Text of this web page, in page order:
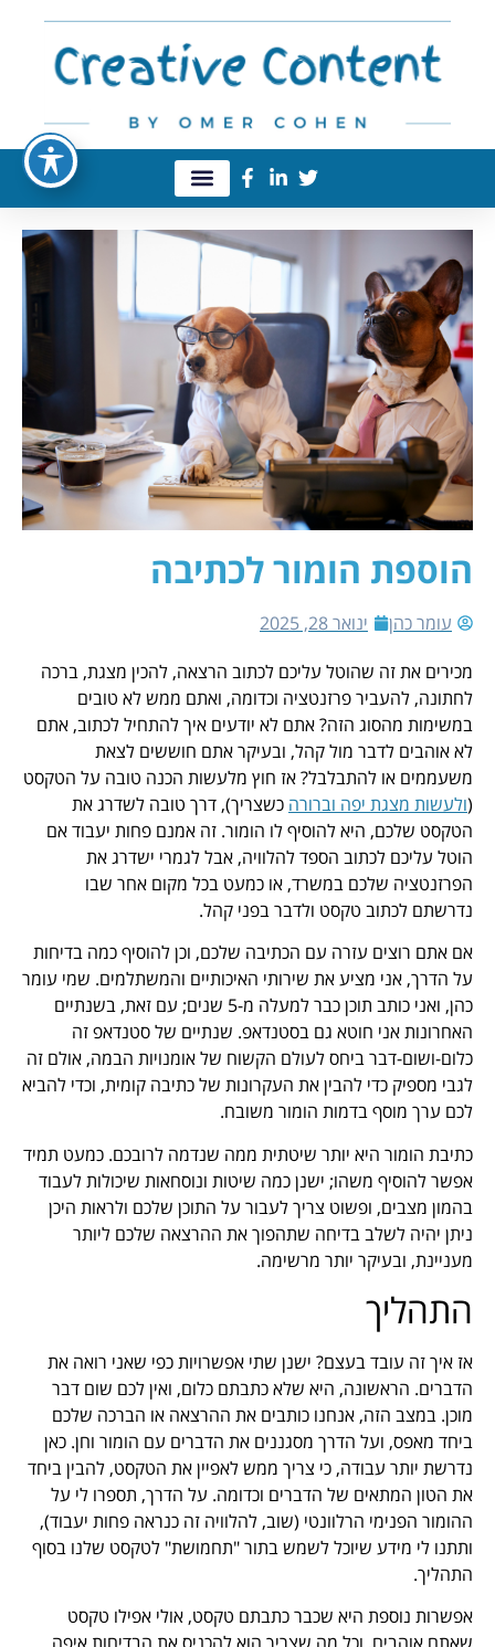
הוספת הומור לכתיבה
עומר כהן
ינואר 28, 2025
מכירים את זה שהוטל עליכם לכתוב הרצאה, להכין מצגת, ברכה
לחתונה, להעביר פרזנטציה וכדומה, ואתם ממש לא טובים
במשימות מהסוג הזה? אתם לא יודעים איך להתחיל לכתוב, אתם
לא אוהבים לדבר מול קהל, ובעיקר אתם חוששים לצאת
משעממים או להתבלבל? אז חוץ מלעשות הכנה טובה על הטקסט
(ולעשות מצגת יפה וברורה כשצריך), דרך טובה לשדרג את
הטקסט שלכם, היא להוסיף לו הומור. זה אמנם פחות יעבוד אם
הוטל עליכם לכתוב הספד להלוויה, אבל לגמרי ישדרג את
הפרזנטציה שלכם במשרד, או כמעט בכל מקום אחר שבו
נדרשתם לכתוב טקסט ולדבר בפני קהל.
אם אתם רוצים עזרה עם הכתיבה שלכם, וכן להוסיף כמה בדיחות
על הדרך, אני מציע את שירותי האיכותיים והמשתלמים. שמי עומר
כהן, ואני כותב תוכן כבר למעלה מ-5 שנים; עם זאת, בשנתיים
האחרונות אני חוטא גם בסטנדאפ. שנתיים של סטנדאפ זה
כלום-ושום-דבר ביחס לעולם הקשוח של אומנויות הבמה, אולם זה
לגבי מספיק כדי להבין את העקרונות של כתיבה קומית, וכדי להביא
לכם ערך מוסף בדמות הומור משובח.
כתיבת הומור היא יותר שיטתית ממה שנדמה לרובכם. כמעט תמיד
אפשר להוסיף משהו; ישנן כמה שיטות ונוסחאות שיכולות לעבוד
בהמון מצבים, ופשוט צריך לעבור על התוכן שלכם ולראות היכן
ניתן יהיה לשלב בדיחה שתהפוך את ההרצאה שלכם ליותר
מעניינת, ובעיקר יותר מרשימה.
התהליך
אז איך זה עובד בעצם? ישנן שתי אפשרויות כפי שאני רואה את
הדברים. הראשונה, היא שלא כתבתם כלום, ואין לכם שום דבר
מוכן. במצב הזה, אנחנו כותבים את ההרצאה או הברכה שלכם
ביחד מאפס, ועל הדרך מסגננים את הדברים עם הומור וחן. כאן
נדרשת יותר עבודה, כי צריך ממש לאפיין את הטקסט, להבין ביחד
את הטון המתאים של הדברים וכדומה. על הדרך, תספרו לי על
ההומור הפנימי הרלוונטי (שוב, להלוויה זה כנראה פחות יעבוד),
ותתנו לי מידע שיוכל לשמש בתור "תחמושת" לטקסט שלנו בסוף
התהליך.
אפשרות נוספת היא שכבר כתבתם טקסט, אולי אפילו טקסט